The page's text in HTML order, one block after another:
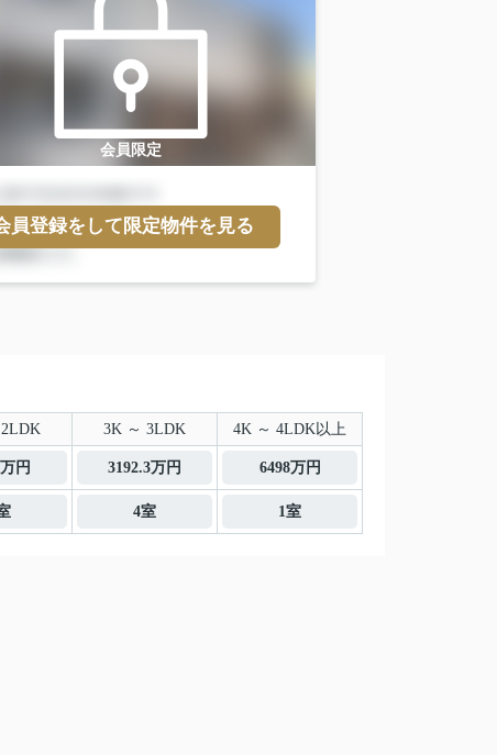
会員限定
員登録をして限定物件を見る
3K ～ 3LDK 4K ～ 4LDK以上
円 3192.3万円 6498万円
4室 1室